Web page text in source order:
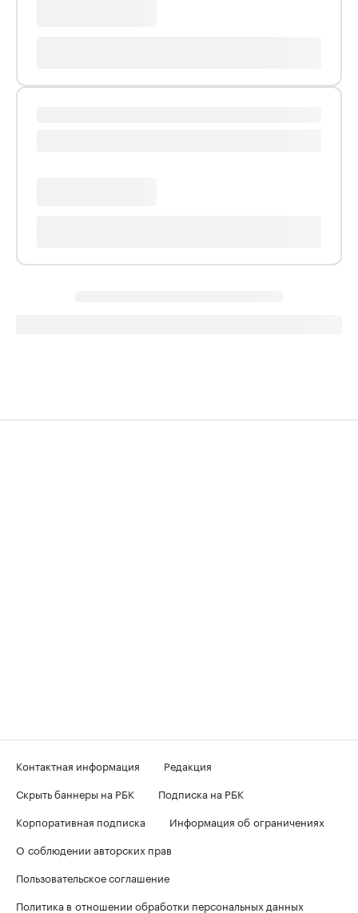
Контактная информация
Редакция
Скрыть баннеры на РБК
Подписка на РБК
Корпоративная подписка
Информация об ограничениях
О соблюдении авторских прав
Пользовательское соглашение
Политика в отношении обработки персональных данных